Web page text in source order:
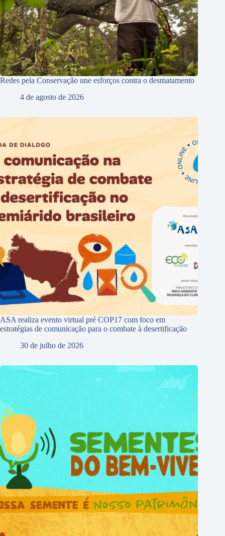
Redes pela Conservação une esforços contra o desmatamento
4 de agosto de 2026
ASA realiza evento virtual pré COP17 com foco em
estratégias de comunicação para o combate à desertificação
30 de julho de 2026